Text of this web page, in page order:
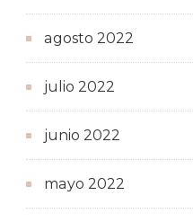
agosto 2022
julio 2022
junio 2022
mayo 2022